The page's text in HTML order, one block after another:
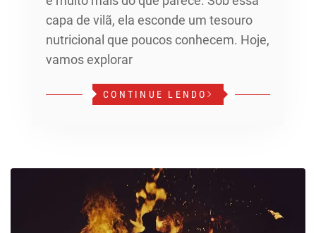
capa de vilã, ela esconde um tesouro
nutricional que poucos conhecem. Hoje,
vamos explorar
CONTINUE LENDO